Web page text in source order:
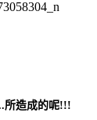
所造成的呢!!!